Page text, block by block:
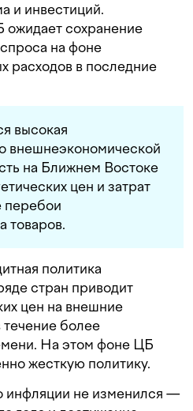
и инвестиций.
сохранение
на фоне
расходов в последние
высокая
внешнеэкономической
на Ближнем Востоке
цен и затрат
перебои
товаров.
политика
стран приводит
цен на внешние
более
На этом фоне ЦБ
жесткую политику.
инфляции не изменился —